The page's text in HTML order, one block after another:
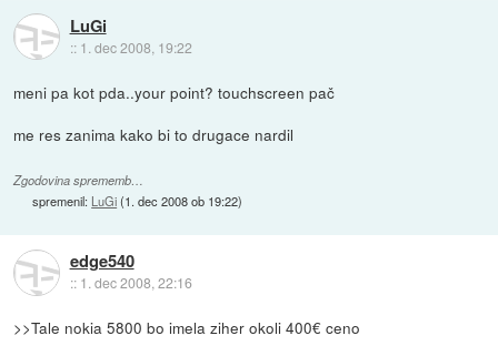
LuGi
:: 1. dec 2008, 19:22
meni pa kot pda..your point? touchscreen pač
me res zanima kako bi to drugace nardil
Zgodovina sprememb…
spremenil: LuGi(1. dec 2008 ob 19:22)
edge540
:: 1. dec 2008, 22:16
>>Tale nokia 5800 bo imela ziher okoli 400€ ceno